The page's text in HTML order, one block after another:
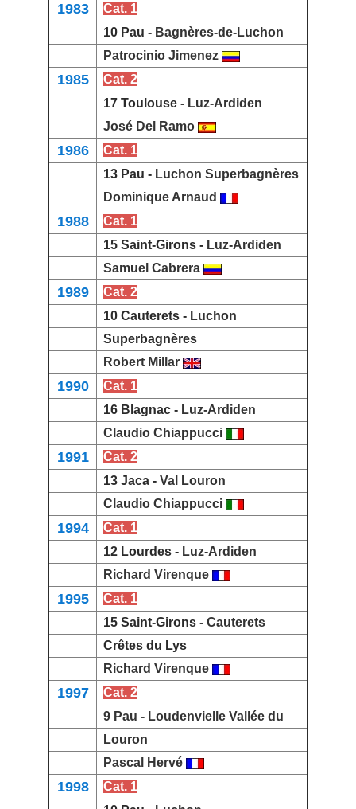
1983
Cat. 1
10 Pau - Bagnères-de-Luchon
Patrocinio Jimenez
1985
Cat. 2
17 Toulouse - Luz-Ardiden
José Del Ramo
1986
Cat. 1
13 Pau - Luchon Superbagnères
Dominique Arnaud
1988
Cat. 1
15 Saint-Girons - Luz-Ardiden
Samuel Cabrera
1989
Cat. 2
10 Cauterets - Luchon
Superbagnères
Robert Millar
1990
Cat. 1
16 Blagnac - Luz-Ardiden
Claudio Chiappucci
1991
Cat. 2
13 Jaca - Val Louron
Claudio Chiappucci
1994
Cat. 1
12 Lourdes - Luz-Ardiden
Richard Virenque
1995
Cat. 1
15 Saint-Girons - Cauterets
Crêtes du Lys
Richard Virenque
1997
Cat. 2
9 Pau - Loudenvielle Vallée du
Louron
Pascal Hervé
1998
Cat. 1